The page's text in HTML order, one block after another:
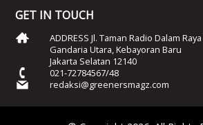
GET IN TOUCH
ADDRESS Jl. Taman Radio Dalam
Gandaria Utara, Kebayoran Baru
Jakarta Selatan 12140
021-72784567/48
redaksi@greenersmagz.com